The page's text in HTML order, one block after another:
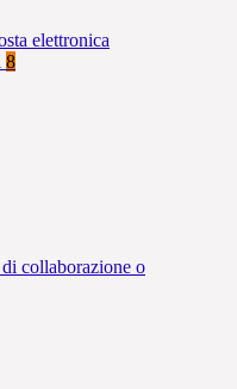
elettronica
8
collaborazione o